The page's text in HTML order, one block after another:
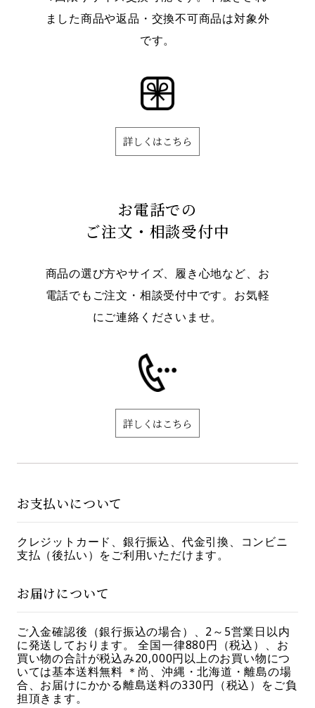
ました商品や返品・交換不可商品は対象外
です。
詳しくはこちら
お電話での
ご注文・相談受付中
商品の選び方やサイズ、履き心地など、お
電話でもご注文・相談受付中です。お気軽
にご連絡くださいませ。
詳しくはこちら
お支払いについて
クレジットカード、銀行振込、代金引換、コンビニ
支払（後払い）をご利用いただけます。
お届けについて
ご入金確認後（銀行振込の場合）、2～5営業日以内
に発送しております。 全国一律880円（税込）、お
買い物の合計が税込み20,000円以上のお買い物につ
いては基本送料無料 ＊尚、沖縄・北海道・離島の場
合、お届けにかかる離島送料の330円（税込）をご負
担頂きます。